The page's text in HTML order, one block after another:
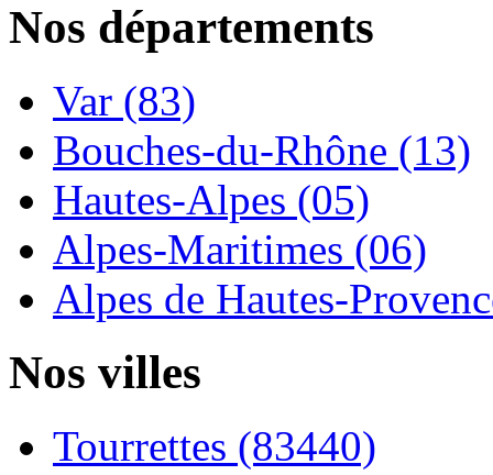
Nos départements
Var (83)
Bouches-du-Rhône (13)
Hautes-Alpes (05)
Alpes-Maritimes (06)
Alpes de Hautes-
Nos villes
Tourrettes (83440)